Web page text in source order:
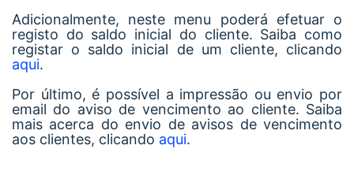
Adicionalmente, neste menu poderá efetuar o
registo do saldo inicial do cliente. Saiba como
registar o saldo inicial de um cliente, clicando
aqui.
Por último, é possível a impressão ou envio por
email do aviso de vencimento ao cliente. Saiba
mais acerca do envio de avisos de vencimento
aos clientes, clicando aqui.